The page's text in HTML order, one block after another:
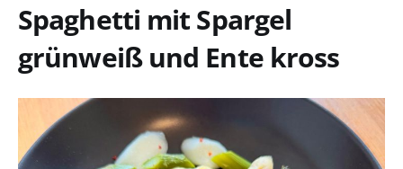
Spaghetti mit Spargel
grünweiß und Ente kross